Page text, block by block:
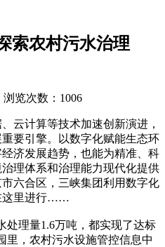
索农村污水治理
览次数： 1006
计算等技术加速创新演进，
要引擎。以数字化赋能生态环
济发展趋势，也能为精准、科
理体系和治理能力现代化提供
六合区，三峡集团利用数字化
这里进行……
理量1.6万吨，都实现了达标
里，农村污水设施管控信息中